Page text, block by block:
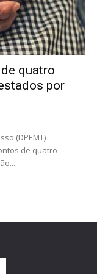
quatro
por
(DPEMT)
de quatro